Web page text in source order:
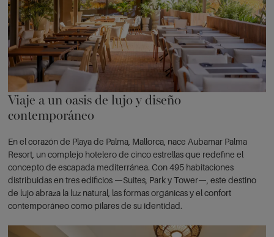
Viaje a un oasis de lujo y diseño
contemporáneo
En el corazón de Playa de Palma, Mallorca, nace Aubamar Palma
Resort, un complejo hotelero de cinco estrellas que redefine el
concepto de escapada mediterránea. Con 495 habitaciones
distribuidas en tres edificios —Suites, Park y Tower—, este destino
de lujo abraza la luz natural, las formas orgánicas y el confort
contemporáneo como pilares de su identidad.